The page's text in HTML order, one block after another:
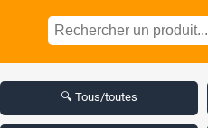
🔍 Tous/toutes